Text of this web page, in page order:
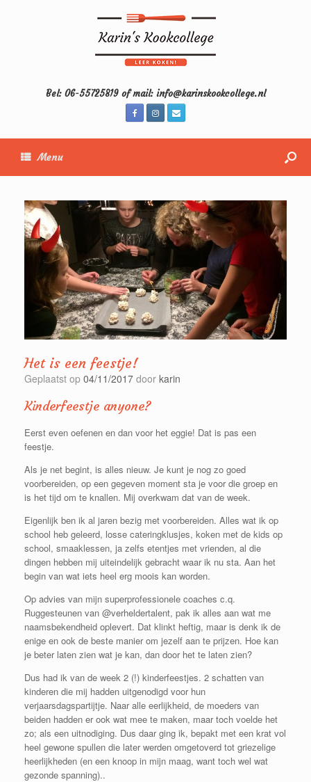
Bel: 06-55725819 of mail: info@karinskookcollege.nl
Menu
Het is een feestje!
Geplaatst op 04/11/2017 door karin
Kinderfeestje anyone?
Eerst even oefenen en dan voor het eggie! Dat is pas een
feestje.
Als je net begint, is alles nieuw. Je kunt je nog zo goed
voorbereiden, op een gegeven moment sta je voor die groep en
is het tijd om te knallen. Mij overkwam dat van de week.
Eigenlijk ben ik al jaren bezig met voorbereiden. Alles wat ik op
school heb geleerd, losse cateringklusjes, koken met de kids op
school, smaaklessen, ja zelfs etentjes met vrienden, al die
dingen hebben mij uiteindelijk gebracht waar ik nu sta. Aan het
begin van wat iets heel erg moois kan worden.
Op advies van mijn superprofessionele coaches c.q.
Ruggesteunen van @verheldertalent, pak ik alles aan wat me
naamsbekendheid oplevert. Dat klinkt heftig, maar is denk ik de
enige en ook de beste manier om jezelf aan te prijzen. Hoe kan
je beter laten zien wat je kan, dan door het te laten zien?
Dus had ik van de week 2 (!) kinderfeestjes. 2 schatten van
kinderen die mij hadden uitgenodigd voor hun
verjaarsdagspartijtje. Naar alle eerlijkheid, de moeders van
beiden hadden er ook wat mee te maken, maar toch voelde het
zo; als een uitnodiging. Dus daar ging ik, bepakt met een krat vol
heel gewone spullen die later werden omgetoverd tot griezelige
heerlijkheden (en een knoop in mijn maag, want toch wel wat
gezonde spanning)..